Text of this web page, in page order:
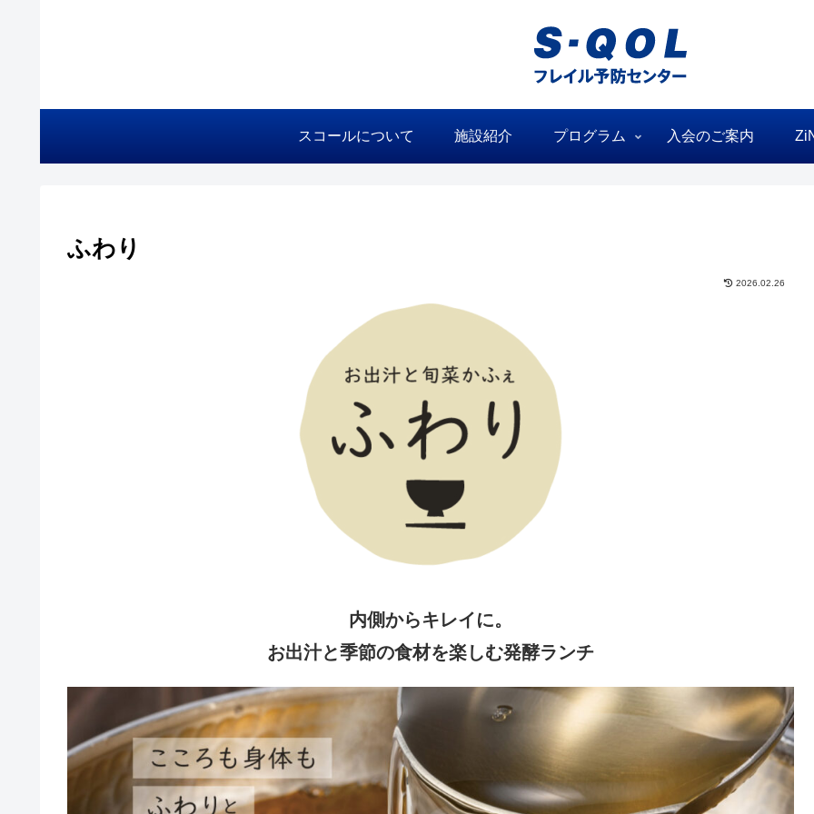
スコールについて 施設紹介 プログラム 入会のご案内
ふわり
2026.02.26
内側からキレイに。
お出汁と季節の食材を楽しむ発酵ランチ